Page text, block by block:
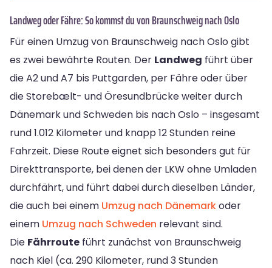
Landweg oder Fähre: So kommst du von Braunschweig nach Oslo
Für einen Umzug von Braunschweig nach Oslo gibt
es zwei bewährte Routen. Der Landweg führt über
die A2 und A7 bis Puttgarden, per Fähre oder über
die Storebælt- und Öresundbrücke weiter durch
Dänemark und Schweden bis nach Oslo – insgesamt
rund 1.012 Kilometer und knapp 12 Stunden reine
Fahrzeit. Diese Route eignet sich besonders gut für
Direkttransporte, bei denen der LKW ohne Umladen
durchfährt, und führt dabei durch dieselben Länder,
die auch bei einem Umzug nach Dänemarkoder
einem Umzug nach Schweden relevant sind.
Die Fährroute führt zunächst von Braunschweig
nach Kiel (ca. 290 Kilometer, rund 3 Stunden